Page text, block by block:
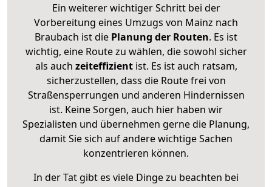
Ein weiterer wichtiger Schritt bei der
Vorbereitung eines Umzugs von Mainz nach
Braubach ist die Planung der Routen. Es ist
wichtig, eine Route zu wählen, die sowohl sicher
als auch zeiteffizientist. Es ist auch ratsam,
sicherzustellen, dass die Route frei von
Straßensperrungen und anderen Hindernissen
ist. Keine Sorgen, auch hier haben wir
Spezialisten und übernehmen gerne die Planung,
damit Sie sich auf andere wichtige Sachen
konzentrieren können.
In der Tat gibt es viele Dinge zu beachten bei